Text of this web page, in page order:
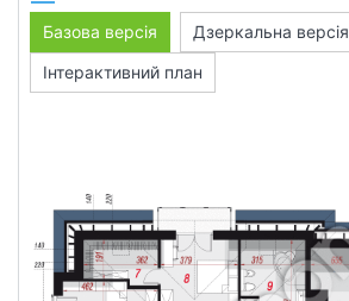
Базова версія
Дзеркальна версія
Інтерактивний план